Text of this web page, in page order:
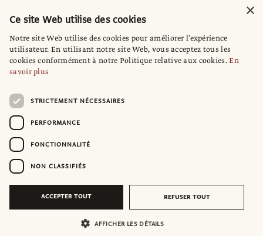
×
Ce site Web utilise des cookies
Notre site Web utilise des cookies pour améliorer l'expérience
utilisateur. En utilisant notre site Web, vous acceptez tous les
cookies conformément à notre Politique relative aux cookies.En
savoir plus
STRICTEMENT NÉCESSAIRES
PERFORMANCE
FONCTIONNALITÉ
NON CLASSIFIÉS
ACCEPTER TOUT REFUSER TOUT
AFFICHER LES DÉTAILS